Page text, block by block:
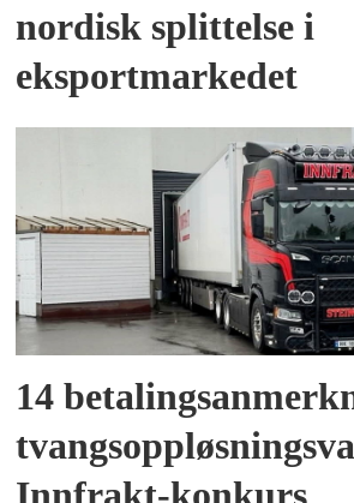
nordisk splittelse i
eksportmarkedet
14